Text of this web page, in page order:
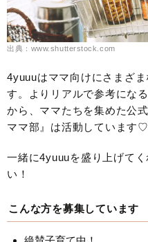
出典：www.shutterstock.com
4yuuuはママ向けにさまざ
す。よりリアルで参考にな
から、ママたちを集めた公
ママ部』は活動しています♡
一緒に4yuuuを盛り上げて
い！
こんな方を募集しています